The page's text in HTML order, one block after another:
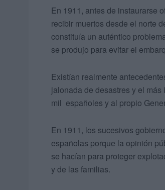
En 1911, antes de instaurarse
recibir muertos desde el norte
constituía un auténtico
se produjo para evitar el
Existían realmente
jalonada de desastres y el
mil españoles y al propio
En 1911, los sucesivos
españolas porque la opinión
se hacían para proteger
y de las familias.